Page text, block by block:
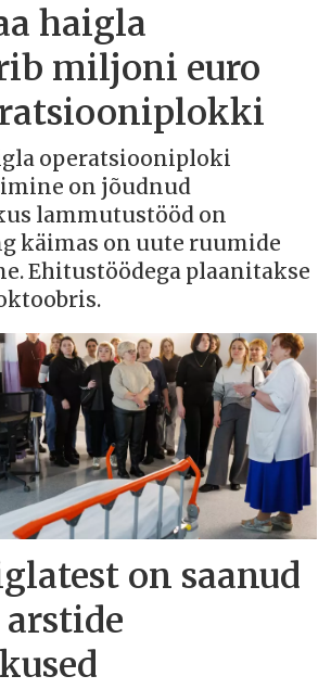
haigla
miljoni euro
operatsiooniploki
on jõudnud
lammutustööd on
käimas on uute ruumide
Ehitustöödega plaanitakse
on saanud